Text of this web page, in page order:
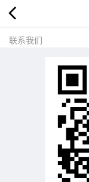
联系我们